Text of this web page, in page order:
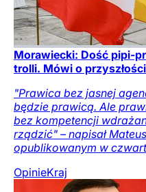
Morawiecki: Dość pipi-
trolli. Mówi o
"Prawica bez jasnej
będzie prawicą. Ale
bez kompetencji
rządzić" – napisał
opublikowanym w
OpinieKraj